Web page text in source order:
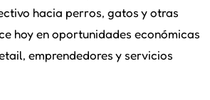
hacia perros, gatos y otras
hoy en oportunidades económicas
emprendedores y servicios